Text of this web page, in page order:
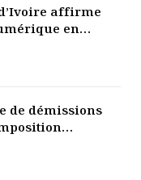
d’Ivoire affirme
en
de démissions